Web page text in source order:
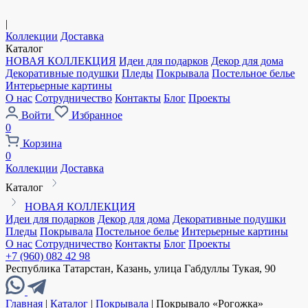
|
Коллекции Доставка
Каталог
НОВАЯ КОЛЛЕКЦИЯ Идеи для подарков Декор для дома
Декоративные подушки Пледы Покрывала Постельное белье
Интерьерные картины
О нас Сотрудничество Контакты Блог Проекты
Войти
Избранное
0
Корзина
0
Коллекции Доставка
Каталог
НОВАЯ КОЛЛЕКЦИЯ
Идеи для подарков Декор для дома Декоративные подушки
Пледы Покрывала Постельное белье Интерьерные картины
О нас Сотрудничество Контакты Блог Проекты
+7 (960) 082 42 98
Республика Татарстан, Казань, улица Габдуллы Тукая, 90
Главная | Каталог | Покрывала | Покрывало «Рогожка»